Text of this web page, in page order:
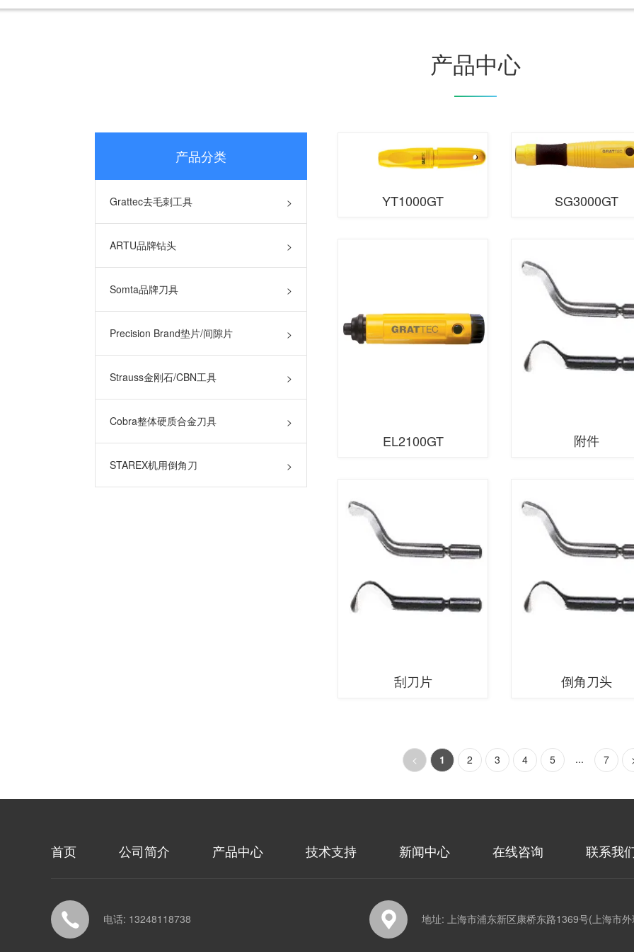
产品中心
产品分类
Grattec去毛刺工具 >
ARTU品牌钻头 >
Somta品牌刀具 >
Precision Brand垫片/间隙片 >
Strauss金刚石/CBN工具 >
Cobra整体硬质合金刀具 >
STAREX机用倒角刀 >
YT1000GT SG3000GT
EL2100GT 附件
刮刀片 倒角刀头
< 1 2 3 4 5 ... 7
首页 公司简介 产品中心 技术支持 新闻中心 在线咨询 联系我
电话: 13248118738 地址: 上海市浦东新区康桥东路1369号(上海市